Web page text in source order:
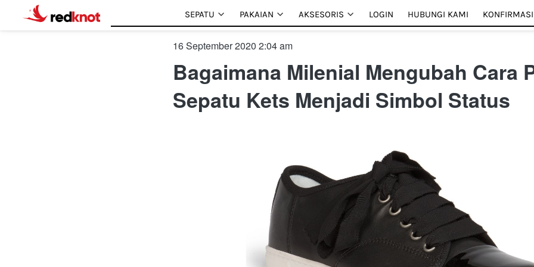
SEPATU PAKAIAN AKSESORIS LOGIN HUBUNGI KAMI
SEPATU PAKAIAN AKSESORIS LOGIN HUBUNGI KAMI
15 September 2020 7:04 pm
Bagaimana Milenial Mengubah Cara
Sepatu Kets Menjadi Simbol Status